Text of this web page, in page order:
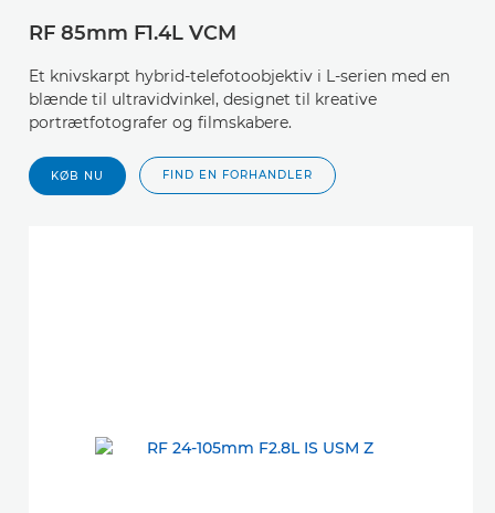
RF 85mm F1.4L VCM
Et knivskarpt hybrid-telefotoobjektiv i L-serien med en
blænde til ultravidvinkel, designet til kreative
portrætfotografer og filmskabere.
KØB NU FIND EN FORHANDLER